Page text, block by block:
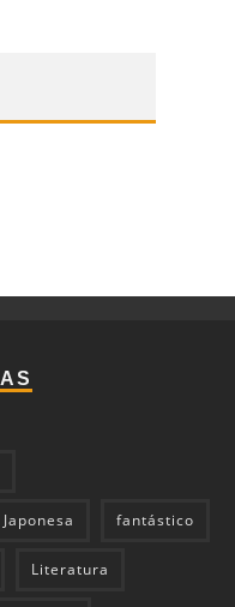
fantástico
Literatura